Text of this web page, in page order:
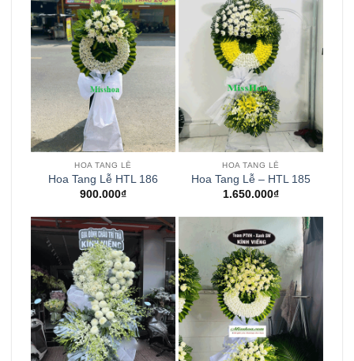
HOA TANG LỄ
Hoa Tang Lễ HTL 186
900.000₫
HOA TANG LỄ
Hoa Tang Lễ – HTL 185
1.650.000₫